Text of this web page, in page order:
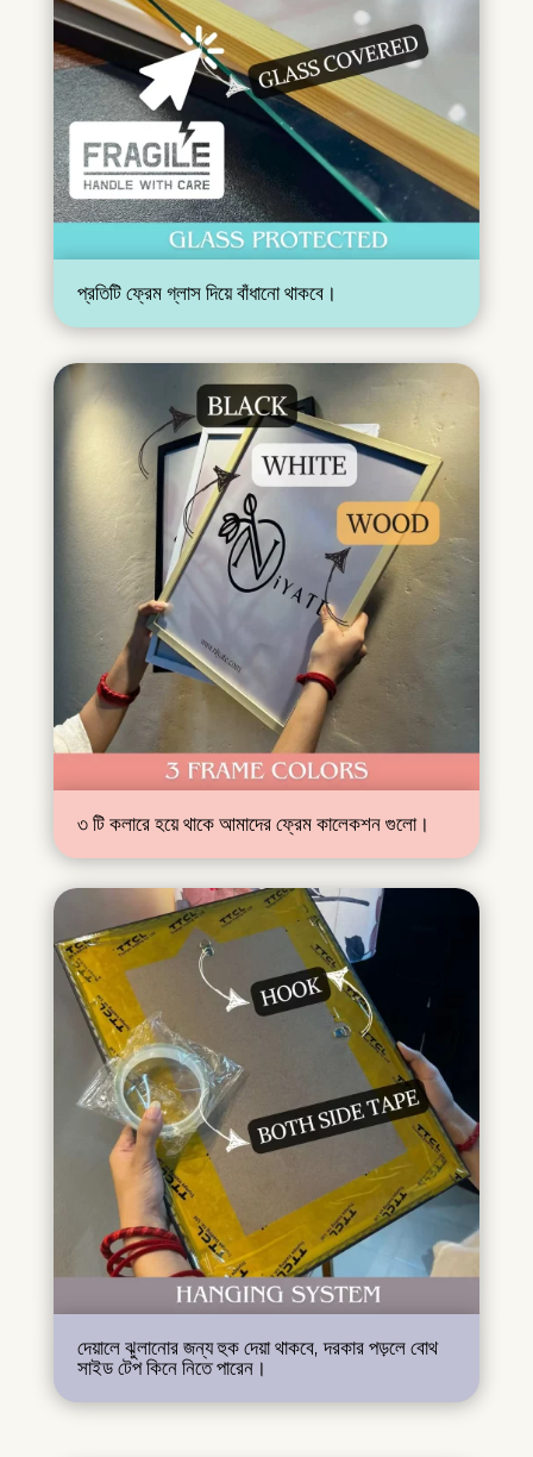
প্রতিটি ফ্রেম গ্লাস দিয়ে বাঁধানো থাকবে।
৩ টি কলারে হয়ে থাকে আমাদের ফ্রেম কালেকশন গুলো।
দেয়ালে ঝুলানোর জন্য হুক দেয়া থাকবে, দরকার পড়লে বোথ
সাইড টেপ কিনে নিতে পারেন।